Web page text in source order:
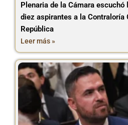
Plenaria de la Cámara
diez aspirantes a la Contraloría
República
Leer más »